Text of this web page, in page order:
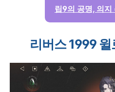
립9의 공명, 의지
리버스 1999